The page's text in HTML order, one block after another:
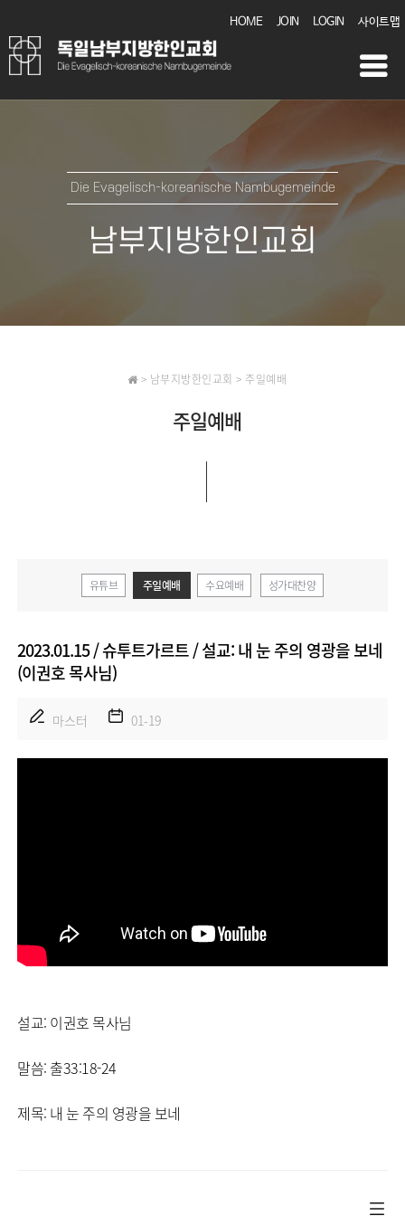
HOME JOIN LOGIN 사이트맵
Die Evagelisch-koreanische Nambugemeinde
남부지방한인교회
> 남부지방한인교회 > 주일예배
주일예배
유튜브 주일예배 수요예배 성가대찬양
2023.01.15 / 슈투트가르트 / 설교: 내 눈 주의 영광을 보네
(이권호 목사님)
마스터 01-19
설교: 이권호 목사님
말씀: 출33:18-24
제목: 내 눈 주의 영광을 보네